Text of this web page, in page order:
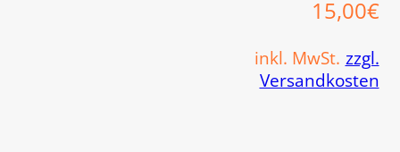
15,00€
inkl. MwSt. zzgl.
Versandkosten